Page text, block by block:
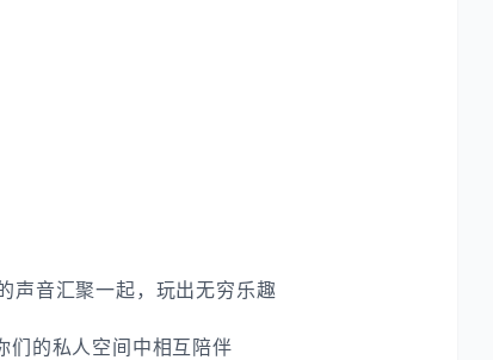
声音汇聚一起，玩出无穷乐趣
的私人空间中相互陪伴